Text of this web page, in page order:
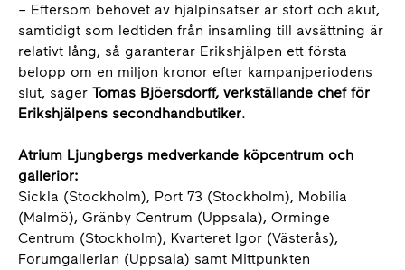
– Eftersom behovet av hjälpinsatser är stort och akut,
samtidigt som ledtiden från insamling till avsättning är
relativt lång, så garanterar Erikshjälpen ett första
belopp om en miljon kronor efter kampanjperiodens
slut, säger Tomas Bjöersdorff, verkställande chef för
Erikshjälpens secondhandbutiker.
Atrium Ljungbergs medverkande köpcentrum och
gallerior:
Sickla (Stockholm), Port 73 (Stockholm), Mobilia
(Malmö), Gränby Centrum (Uppsala), Orminge
Centrum (Stockholm), Kvarteret Igor (Västerås),
Forumgallerian (Uppsala) samt Mittpunkten